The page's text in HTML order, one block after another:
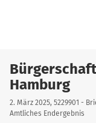
Hamburg
2. März 2025, 5229901 -
Amtliches Endergebnis